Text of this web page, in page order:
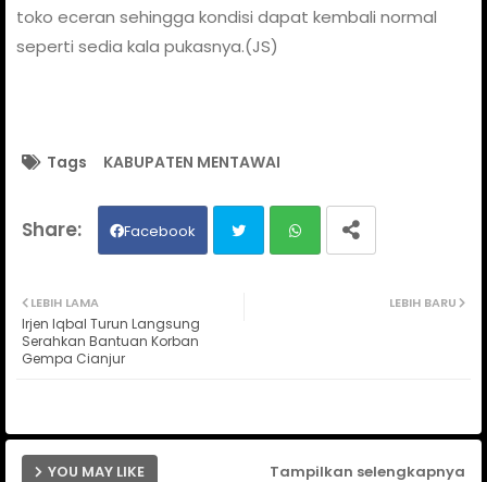
toko eceran sehingga kondisi dapat kembali normal
seperti sedia kala pukasnya.(JS)
Tags KABUPATEN MENTAWAI
Facebook
LEBIH BARU
LEBIH LAMA
Irjen Iqbal Turun Langsung
Serahkan Bantuan Korban
Gempa Cianjur
YOU MAY LIKE Tampilkan selengkapnya